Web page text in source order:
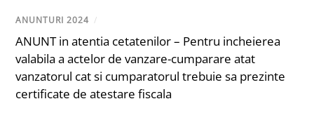
ANUNTURI 2024 /
ANUNT in atentia cetatenilor – Pentru incheierea
valabila a actelor de vanzare-cumparare atat
vanzatorul cat si cumparatorul trebuie sa prezinte
certificate de atestare fiscala